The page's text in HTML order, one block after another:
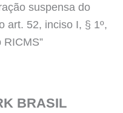
suspensa do
art. 52, inciso I, § 1º,
BRASIL